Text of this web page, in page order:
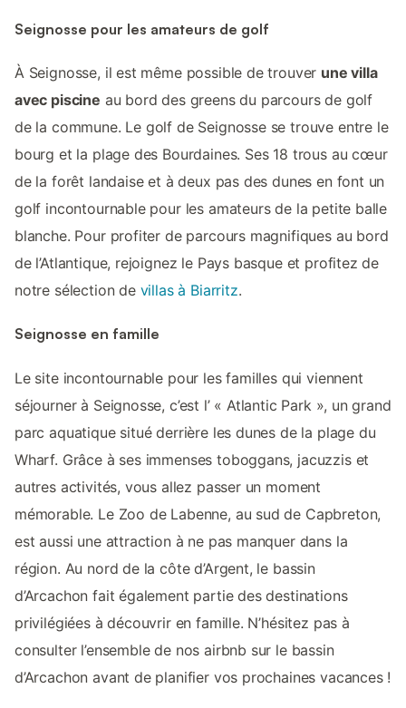
Seignosse pour les amateurs de golf
À Seignosse, il est même possible de trouver une villa
avec piscine au bord des greens du parcours de golf
de la commune. Le golf de Seignosse se trouve entre le
bourg et la plage des Bourdaines. Ses 18 trous au cœur
de la forêt landaise et à deux pas des dunes en font un
golf incontournable pour les amateurs de la petite balle
blanche. Pour profiter de parcours magnifiques au bord
de l’Atlantique, rejoignez le Pays basque et profitez de
notre sélection de villas à Biarritz.
Seignosse en famille
Le site incontournable pour les familles qui viennent
séjourner à Seignosse, c’est l’ « Atlantic Park », un grand
parc aquatique situé derrière les dunes de la plage du
Wharf. Grâce à ses immenses toboggans, jacuzzis et
autres activités, vous allez passer un moment
mémorable. Le Zoo de Labenne, au sud de Capbreton,
est aussi une attraction à ne pas manquer dans la
région. Au nord de la côte d’Argent, le bassin
d’Arcachon fait également partie des destinations
privilégiées à découvrir en famille. N’hésitez pas à
consulter l’ensemble de nos airbnb sur le bassin
d’Arcachon avant de planifier vos prochaines vacances !